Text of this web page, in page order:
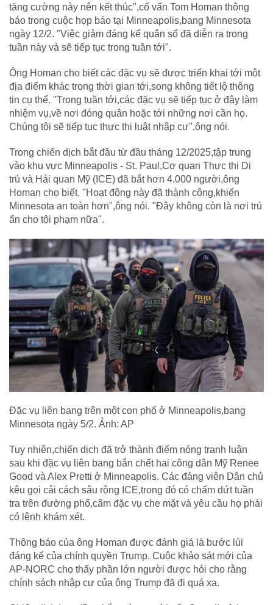
tăng cường này nên kết thúc",cố vấn Tom Homan thông
báo trong cuộc họp báo tại Minneapolis,bang Minnesota
ngày 12/2. "Việc giảm đáng kể quân số đã diễn ra trong
tuần này và sẽ tiếp tục trong tuần tới".
Ông Homan cho biết các đặc vụ sẽ được triển khai tới một
địa điểm khác trong thời gian tới,song không tiết lộ thông
tin cụ thể. "Trong tuần tới,các đặc vụ sẽ tiếp tục ở đây làm
nhiệm vụ,về nơi đóng quân hoặc tới những nơi cần họ.
Chúng tôi sẽ tiếp tục thực thi luật nhập cư",ông nói.
Trong chiến dịch bắt đầu từ đầu tháng 12/2025,tập trung
vào khu vực Minneapolis - St. Paul,Cơ quan Thực thi Di
trú và Hải quan Mỹ (ICE) đã bắt hơn 4.000 người,ông
Homan cho biết. "Hoạt động này đã thành công,khiến
Minnesota an toàn hơn",ông nói. "Đây không còn là nơi trú
ẩn cho tội phạm nữa".
Đặc vụ liên bang trên một con phố ở Minneapolis,bang
Minnesota ngày 5/2. Ảnh: AP
Tuy nhiên,chiến dịch đã trở thành điểm nóng tranh luận
sau khi đặc vụ liên bang bắn chết hai công dân Mỹ Renee
Good và Alex Pretti ở Minneapolis. Các đảng viên Dân chủ
kêu gọi cải cách sâu rộng ICE,trong đó có chấm dứt tuần
tra trên đường phố,cấm đặc vụ che mặt và yêu cầu họ phải
có lệnh khám xét.
Thông báo của ông Homan được đánh giá là bước lùi
đáng kể của chính quyền Trump. Cuộc khảo sát mới của
AP-NORC cho thấy phần lớn người được hỏi cho rằng
chính sách nhập cư của ông Trump đã đi quá xa.